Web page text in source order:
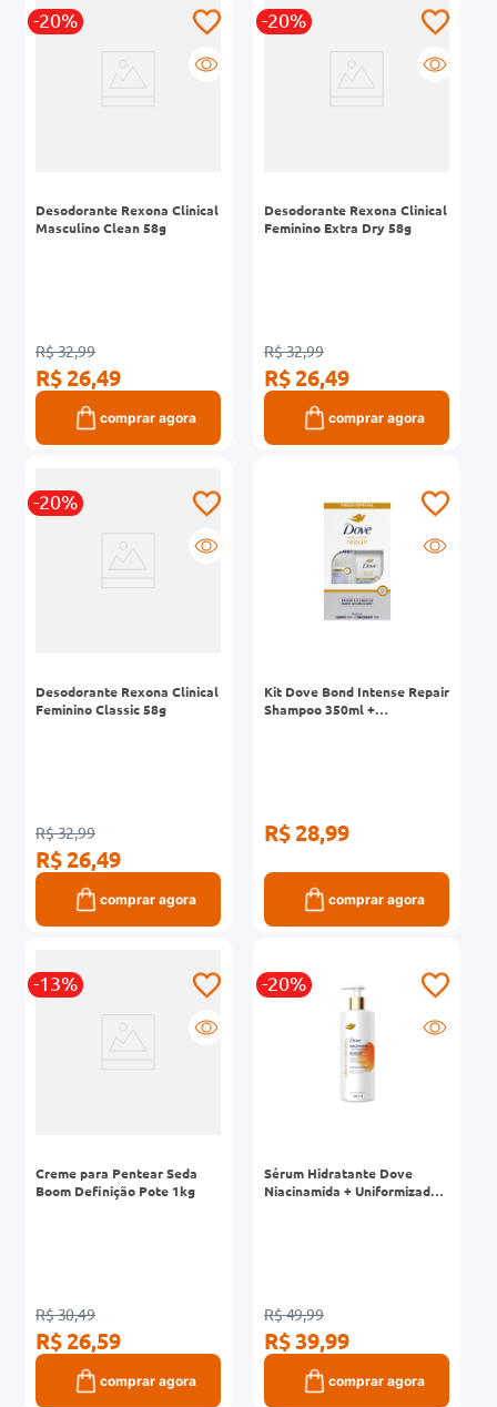
-20%
Desodorante Rexona Clinical
Masculino Clean 58g
R$ 32,99
R$ 26,49
comprar agora
-20%
Desodorante Rexona Clinical
Feminino Extra Dry 58g
R$ 32,99
R$ 26,49
comprar agora
-20%
Desodorante Rexona Clinical
Feminino Classic 58g
R$ 32,99
R$ 26,49
comprar agora
Kit Dove Bond Intense Repair
Shampoo 350ml +
R$ 28,99
comprar agora
-13%
Creme para Pentear Seda
Boom Definição Pote 1kg
R$ 30,49
R$ 26,59
comprar agora
-20%
Sérum Hidratante Dove
Niacinamida + Uniformizador
R$ 49,99
R$ 39,99
comprar agora